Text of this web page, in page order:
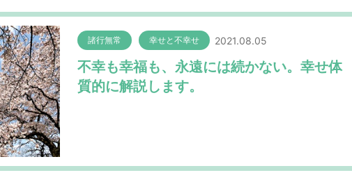
諸行無常 幸せと不幸せ 2021.08.05
不幸も幸福も、永遠には続かない。幸せ体
質的に解説します。